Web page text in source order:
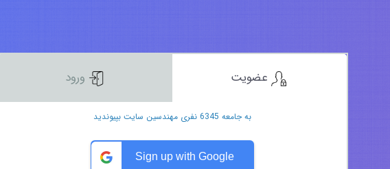
به جامعه 6345 نفری مهندسین سایت بپیوندید
Sign up with Google